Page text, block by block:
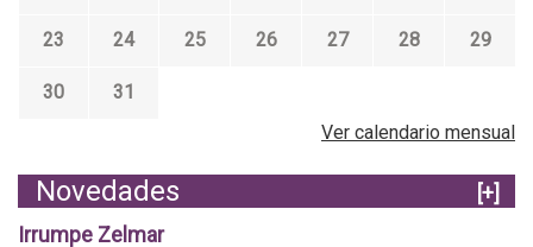
23 24 25 26 27 28 29
30
31
Ver calendario mensual
Novedades
[+]
Irrumpe Zelmar